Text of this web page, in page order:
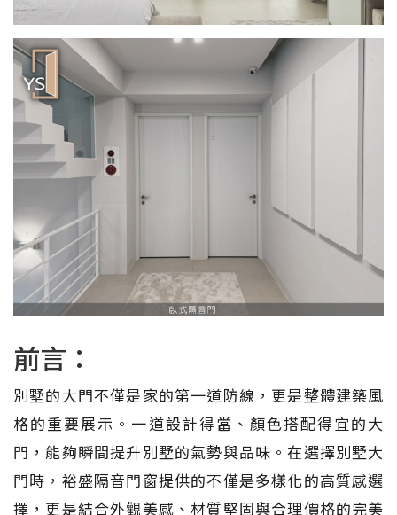
前言：
別墅的大門不僅是家的第一道防線，更是整體建築風
格的重要展示。一道設計得當、顏色搭配得宜的大
門，能夠瞬間提升別墅的氣勢與品味。在選擇別墅大
門時，裕盛隔音門窗提供的不僅是多樣化的高質感選
擇，更是結合外觀美感、材質堅固與合理價格的完美